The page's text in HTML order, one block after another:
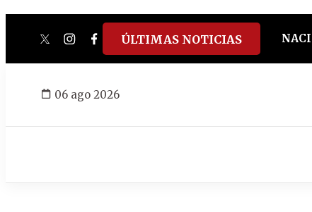
twitterinstagram
facebook
tiktokyoutube
spotify
ÚLTIMAS NOTICIAS
06 ago 2026